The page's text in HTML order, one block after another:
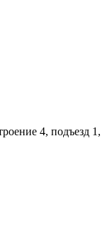
4, подъезд 1,